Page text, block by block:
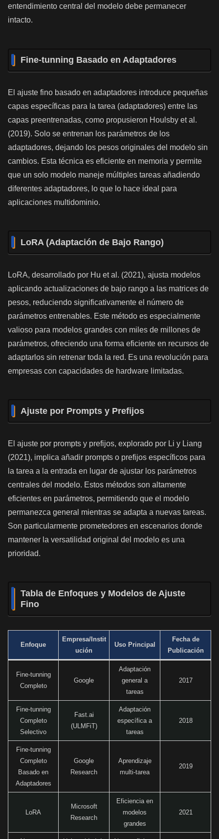
entendimiento central del modelo debe permanecer
intacto.
Fine-tunning Basado en Adaptadores
El ajuste fino basado en adaptadores introduce pequeñas
capas específicas para la tarea (adaptadores) entre las
capas preentrenadas, como propusieron Houlsby et al.
(2019). Solo se entrenan los parámetros de los
adaptadores, dejando los pesos originales del modelo sin
cambios. Esta técnica es eficiente en memoria y permite
que un solo modelo maneje múltiples tareas añadiendo
diferentes adaptadores, lo que lo hace ideal para
aplicaciones multidominio.
LoRA (Adaptación de Bajo Rango)
LoRA, desarrollado por Hu et al. (2021), ajusta modelos
aplicando actualizaciones de bajo rango a las matrices de
pesos, reduciendo significativamente el número de
parámetros entrenables. Este método es especialmente
valioso para modelos grandes con miles de millones de
parámetros, ofreciendo una forma eficiente en recursos de
adaptarlos sin retrenar toda la red. Es una revolución para
empresas con capacidades de hardware limitadas.
Ajuste por Prompts y Prefijos
El ajuste por prompts y prefijos, explorado por Li y Liang
(2021), implica añadir prompts o prefijos específicos para
la tarea a la entrada en lugar de ajustar los parámetros
centrales del modelo. Estos métodos son altamente
eficientes en parámetros, permitiendo que el modelo
permanezca general mientras se adapta a nuevas tareas.
Son particularmente prometedores en escenarios donde
mantener la versatilidad original del modelo es una
prioridad.
Tabla de Enfoques y Modelos de Ajuste
Fino
Enfoque
Empresa/Instit
ución
Uso Principal
Fecha de
Publicación
Fine-tunning
Completo
Google
Adaptación
general a
tareas
2017
Fine-tunning
Completo
Selectivo
Fast.ai
(ULMFiT)
Adaptación
específica a
tareas
2018
Fine-tunning
Completo
Basado en
Adaptadores
Google
Research
Aprendizaje
multi-tarea
2019
LoRA
Microsoft
Research
Eficiencia en
modelos
grandes
2021